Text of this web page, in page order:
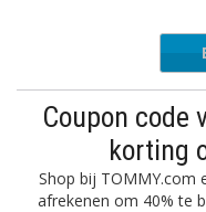
Coupon code
korting
Shop bij TOMMY.com
afrekenen om 40% te